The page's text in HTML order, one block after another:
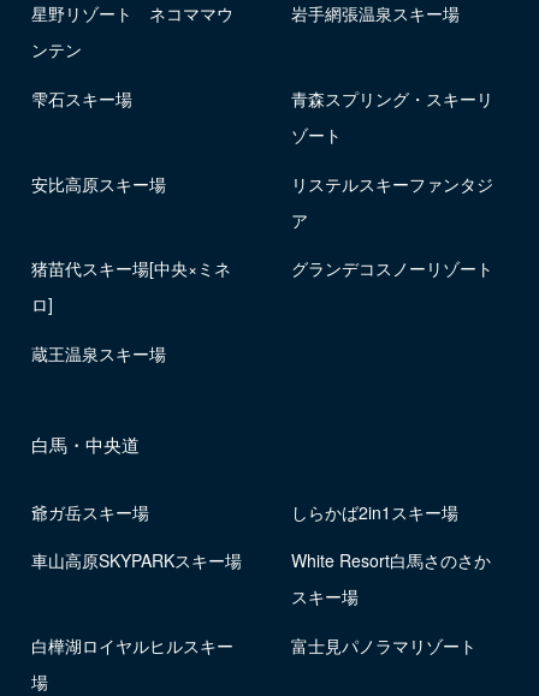
星野リゾート ネコママウ
ンテン
岩手網張温泉スキー場
雫石スキー場
青森スプリング・スキーリ
ゾート
安比高原スキー場
リステルスキーファンタジ
ア
猪苗代スキー場[中央×ミネ
ロ]
グランデコスノーリゾート
蔵王温泉スキー場
白馬・中央道
爺ガ岳スキー場 しらかば2in1スキー場
車山高原SKYPARKスキー場
White Resort白馬さのさか
スキー場
白樺湖ロイヤルヒルスキー
場
富士見パノラマリゾート